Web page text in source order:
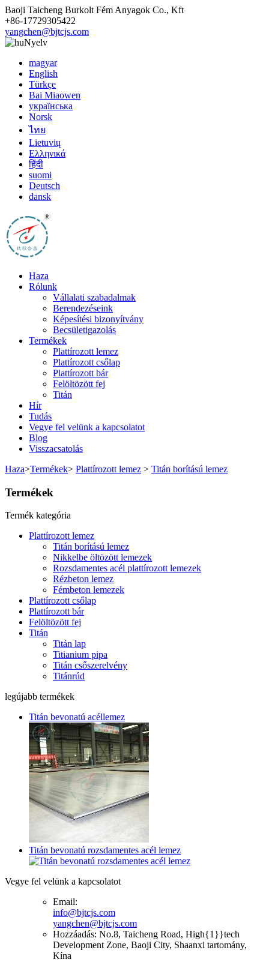
Baoji Taicheng Burkolt Fém Anyagok Co., Kft
+86-17729305422
yangchen@bjtcjs.com
Nyelv
magyar
English
Türkçe
Bai Miaowen
українська
Norsk
ไทย
Lietuvių
Ελληνικά
हिंदी
suomi
Deutsch
dansk
Haza
Rólunk
Vállalati szabadalmak
Berendezéseink
Képesítési bizonyítvány
Becsületigazolás
Termékek
Plattírozott lemez
Plattírozott csőlap
Plattírozott bár
Felöltözött fej
Titán
Hír
Tudás
Vegye fel velünk a kapcsolatot
Blog
Visszacsatolás
Haza>Termékek> Plattírozott lemez > Titán borítású lemez
Termékek
Termék kategória
Plattírozott lemez
Titán borítású lemez
Nikkelbe öltözött lemezek
Rozsdamentes acél plattírozott lemezek
Rézbeton lemez
Fémbeton lemezek
Plattírozott csőlap
Plattírozott bár
Felöltözött fej
Titán
Titán lap
Titianium pipa
Titán csőszerelvény
Titánrúd
legújabb termékek
Titán bevonatú acéllemez
Titán bevonatú rozsdamentes acél lemez
Vegye fel velünk a kapcsolatot
Email:
info@bjtcjs.com
yangchen@bjtcjs.com
Hozzáadás: No.8, Taicheng Road, High{1}}tech
Development Zone, Baoji City, Shaanxi tartomány,
Kína